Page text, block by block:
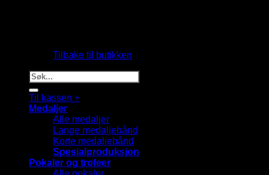
Tilbake til butikken
Søk
etter:
Til kassen +
Medaljer
Alle medaljer
Lange medaljebånd
Korte medaljebånd
Spesialproduksjon
Pokaler og trofeer